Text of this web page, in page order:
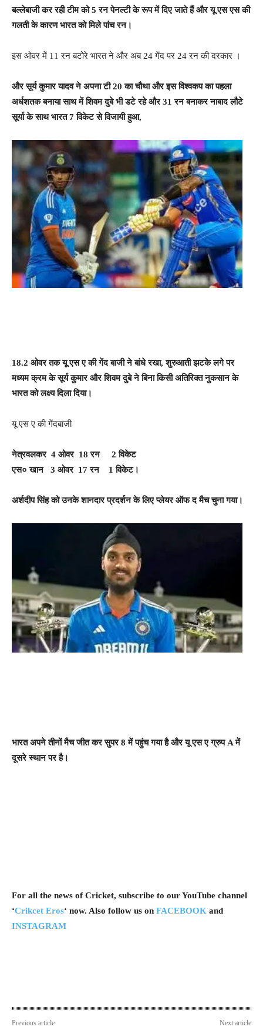
बल्लेबाजी कर रही टीम को 5 रन पेनल्टी के रूप में दिए जाते हैं और यू एस एस की
गलती के कारण भारत को मिले पांच रन।
इस ओवर में 11 रन बटोरे भारत ने और अब 24 गेंद पर 24 रन की दरकार ।
और सूर्य कुमार यादव ने अपना टी 20 का चौथा और इस विश्वकप का पहला
अर्धशतक बनाया साथ में शिवम दुबे भी डटे रहे और 31 रन बनाकर नाबाद लौटे
सूर्या के साथ भारत 7 विकेट से विजायी हुआ,
18.2 ओवर तक यू एस ए की गेंद बाजी ने बांधे रखा, शुरुआती झटके लगे पर
मध्यम क्रम के सूर्य कुमार और शिवम दुबे ने बिना किसी अतिरिक्त नुकसान के
भारत को लक्ष्य दिला दिया।
यू एस ए की गेंदबाजी
नेत्रवलकर 4 ओवर 18 रन 2 विकेट
एस० खान 3 ओवर 17 रन 1 विकेट।
अर्शदीप सिंह को उनके शानदार प्रदर्शन के लिए प्लेयर ऑफ द मैच चुना गया।
भारत अपने तीनों मैच जीत कर सुपर 8 में पहुंच गया है और यू एस ए ग्रुप A में
दूसरे स्थान पर है।
For all the news of Cricket, subscribe to our YouTube channel
‘Crikcet Eros‘ now. Also follow us on FACEBOOK and
INSTAGRAM
Previous article
Next article